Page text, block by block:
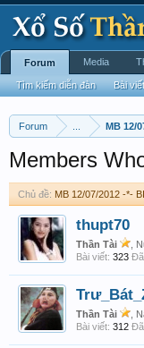
Forum MB 12/
Members
Chủ đề: MB 12/07/2012 -*-
thupt70
Thần Tài
,
Bài viết: 323
Thần Tài
,
Bài viết: 312
Forum
Tìm kiếm diễn đàn Bài
Media